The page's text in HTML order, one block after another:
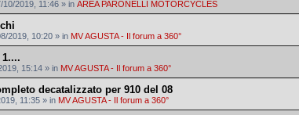
10/2019, 11:46 » in AREA PARONELLI MOTORCYCLES
2019, 10:20 » in MV AGUSTA - Il forum a 360°
1....
15:14 » in MV AGUSTA - Il forum a 360°
decatalizzato per 910 del 08
11:35 » in MV AGUSTA - Il forum a 360°